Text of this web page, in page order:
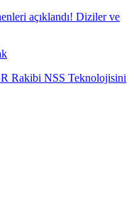
açıklandı! Diziler ve
Rakibi NSS Teknolojisini